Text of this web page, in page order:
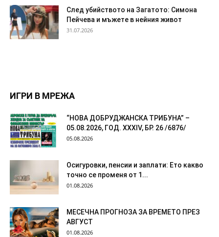
След убийството на Загатото: Симона
Пейчева и мъжете в нейния живот
31.07.2026
ИГРИ В МРЕЖА
“НОВА ДОБРУДЖАНСКА ТРИБУНА” –
05.08.2026, ГОД. XXХIV, БР. 26 /6876/
05.08.2026
Осигуровки, пенсии и заплати: Ето какво
точно се променя от 1...
01.08.2026
МЕСЕЧНА ПРОГНОЗА ЗА ВРЕМЕТО ПРЕЗ
АВГУСТ
01.08.2026